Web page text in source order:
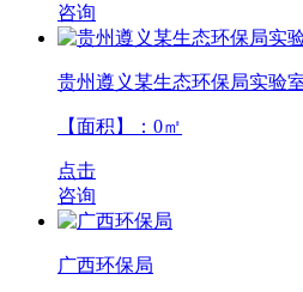
咨询
贵州遵义某生态环保局实验
【面积】： 0㎡
点击
咨询
广西环保局